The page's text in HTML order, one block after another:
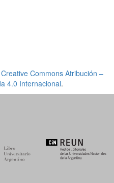
Commons Atribución –
4.0 Internacional.